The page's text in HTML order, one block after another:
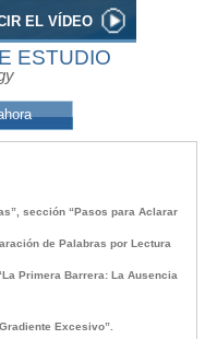
EL VÍDEO
ESTUDIO
sección “Pasos para Aclarar
de Palabras por Lectura
Primera Barrera: La Ausencia
Excesivo”.